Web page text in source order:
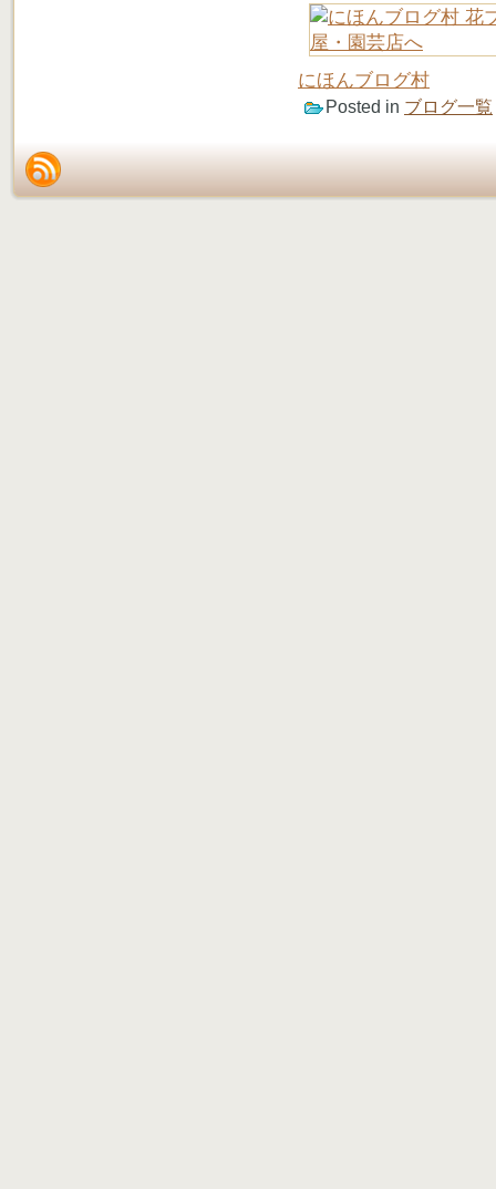
にほんブログ村
Posted in ブログ一覧